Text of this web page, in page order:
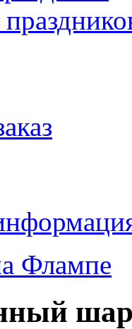
Флампе